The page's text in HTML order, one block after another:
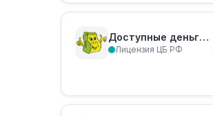
Доступные деньги займ
Лицензия ЦБ РФ